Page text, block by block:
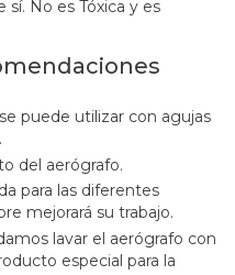
No es Tóxica y es
puede utilizar con agujas
del aerógrafo.
para las diferentes
mejorará su trabajo.
lavar el aerógrafo con
especial para la